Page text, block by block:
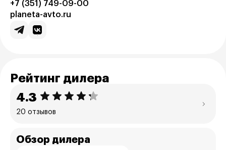
+7 (351) 749-09-00
planeta-avto.ru
Рейтинг дилера
4.3
20 отзывов
Обзор дилера